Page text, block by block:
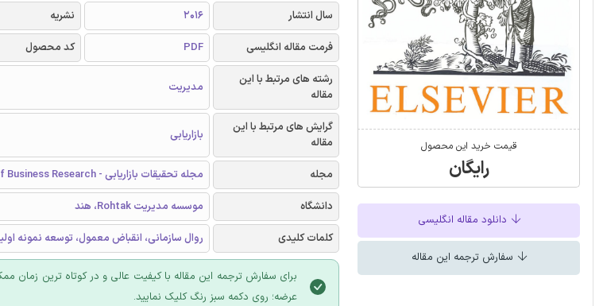
قیمت خرید این محصول
رایگان
دانلود مقاله انگلیسی
سفارش ترجمه این مقاله
سال انتشار
2016 نشریه
فرمت مقاله انگلیسی
PDF کد محصول
رشته های مرتبط با این
مقاله
مدیریت
گرایش های مرتبط با این
مقاله
بازاریابی
مجله
مجله تحقیقات بازاریابی - Journal of Business Research
دانشگاه
موسسه مدیریت Rohtak، هند
کلمات کلیدی
روال سازمانی، انقباض معمول، توسعه نمونه
برای سفارش ترجمه این مقاله با کیفیت عالی و در کوتاه ترین
عرضه؛ روی دکمه سبز رنگ کلیک نمایید.